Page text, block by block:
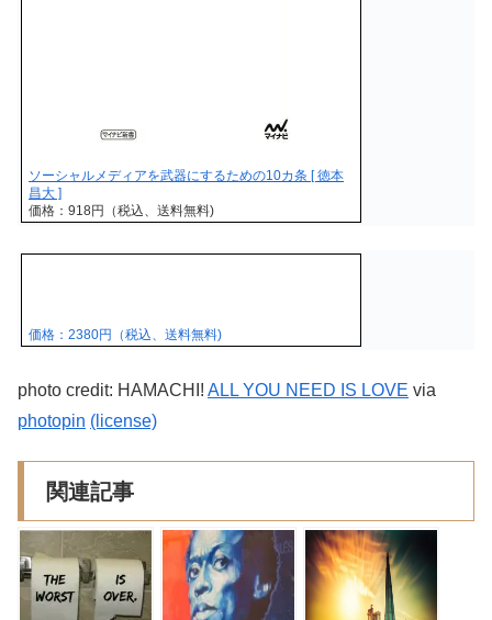
ソーシャルメディアを武器にするための10カ条 [ 徳本
昌大 ]
価格：918円（税込、送料無料)
価格：2380円（税込、送料無料)
photo credit: HAMACHI! ALL YOU NEED IS LOVE via
photopin (license)
関連記事